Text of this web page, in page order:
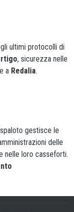
ultimi protocolli di
, sicurezza nelle
a Redalia.
gestisce le
delle
nelle loro casseforti.